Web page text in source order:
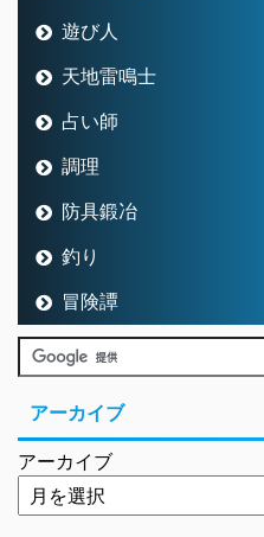
遊び人
天地雷鳴士
占い師
調理
防具鍛冶
釣り
冒険譚
アーカイブ
アーカイブ